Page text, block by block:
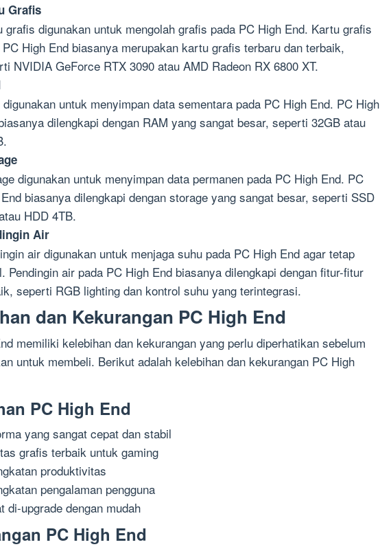
Grafis
grafis digunakan untuk mengolah grafis pada PC High End. Kartu grafis
PC High End biasanya merupakan kartu grafis terbaru dan terbaik,
NVIDIA GeForce RTX 3090 atau AMD Radeon RX 6800 XT.
digunakan untuk menyimpan data sementara pada PC High End. PC High
dilengkapi dengan RAM yang sangat besar, seperti 32GB atau
digunakan untuk menyimpan data permanen pada PC High End. PC
biasanya dilengkapi dengan storage yang sangat besar, seperti SSD
HDD 4TB.
Air
air digunakan untuk menjaga suhu pada PC High End agar tetap
Pendingin air pada PC High End biasanya dilengkapi dengan fitur-fitur
seperti RGB lighting dan kontrol suhu yang terintegrasi.
dan Kekurangan PC High End
memiliki kelebihan dan kekurangan yang perlu diperhatikan sebelum
untuk membeli. Berikut adalah kelebihan dan kekurangan PC High
PC High End
yang sangat cepat dan stabil
grafis terbaik untuk gaming
produktivitas
pengalaman pengguna
di-upgrade dengan mudah
PC High End